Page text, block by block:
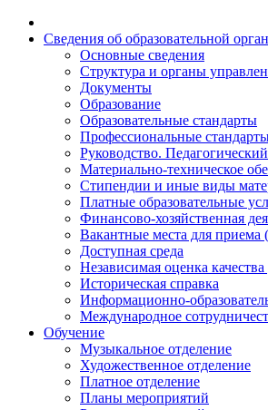
Сведения об образовательной
Основные сведения
Структура и органы
Документы
Образование
Образовательные стандарты
Профессиональные
Руководство. Педагогический
Материально-техническое
Стипендии и иные виды
Платные образовательные
Финансово-хозяйственная
Вакантные места для приема
Доступная среда
Независимая оценка качества
Историческая справка
Информационно-
Международное
Обучение
Музыкальное отделение
Художественное отделение
Платное отделение
Планы мероприятий